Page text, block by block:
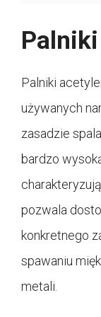
Palniki
używanych
zasadzie
bardzo
pozwala
konkretnego
spawaniu
metali.